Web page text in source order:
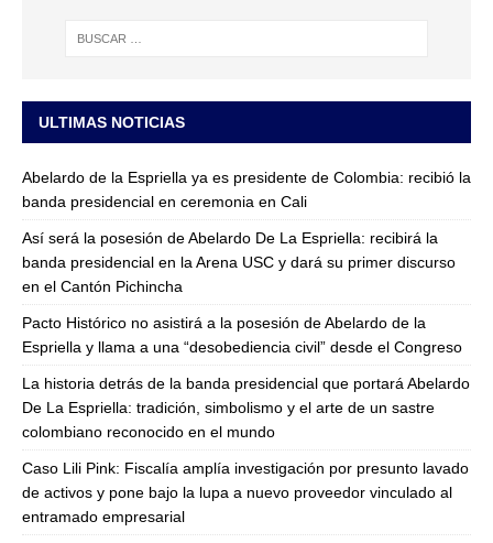
ULTIMAS NOTICIAS
Abelardo de la Espriella ya es presidente de Colombia: recibió la
banda presidencial en ceremonia en Cali
Así será la posesión de Abelardo De La Espriella: recibirá la
banda presidencial en la Arena USC y dará su primer discurso
en el Cantón Pichincha
Pacto Histórico no asistirá a la posesión de Abelardo de la
Espriella y llama a una “desobediencia civil” desde el Congreso
La historia detrás de la banda presidencial que portará Abelardo
De La Espriella: tradición, simbolismo y el arte de un sastre
colombiano reconocido en el mundo
Caso Lili Pink: Fiscalía amplía investigación por presunto lavado
de activos y pone bajo la lupa a nuevo proveedor vinculado al
entramado empresarial